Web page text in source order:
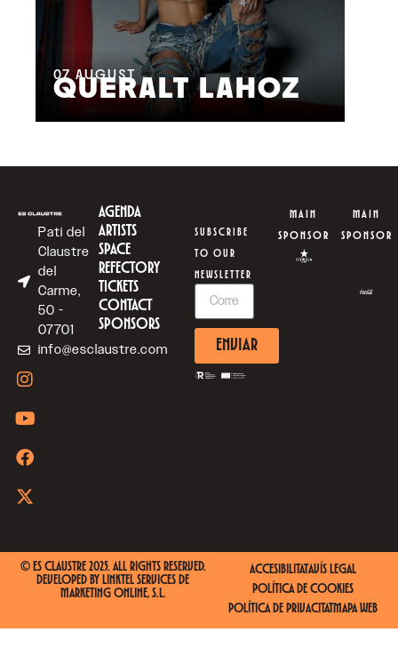
07 AUGUST
QUERALT LAHOZ
Pati del
Claustre
del
Carme,
50 -
07701
info@esclaustre.com
AGENDA
ARTISTS
SPACE
REFECTORY
TICKETS
CONTACT
SPONSORS
SUBSCRIBE
TO OUR
NEWSLETTER
ENVIAR
MAIN
SPONSOR
MAIN
SPONSOR
© ES CLAUSTRE 2025. ALL RIGHTS RESERVED.
DEVELOPED BY LINKTEL SERVICES DE
MARKETING ONLINE, S.L.
ACCESIBILITAT AVÍS LEGAL
POLÍTICA DE COOKIES
POLÍTICA DE PRIVACITAT MAPA WEB